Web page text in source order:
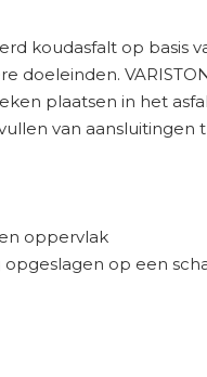
koudasfalt op basis
doeleinden.
plaatsen in het
van aansluitingen
oppervlak
op een